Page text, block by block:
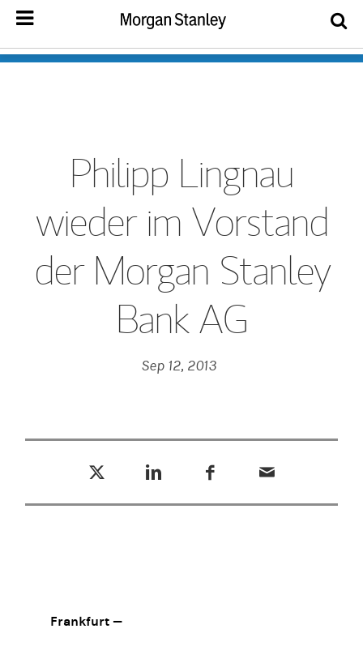
Philipp Lingnau
wieder im Vorstand
der Morgan Stanley
Bank AG
Sep 12, 2013
Frankfurt —